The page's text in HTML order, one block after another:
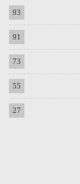
93
91
73
55
27